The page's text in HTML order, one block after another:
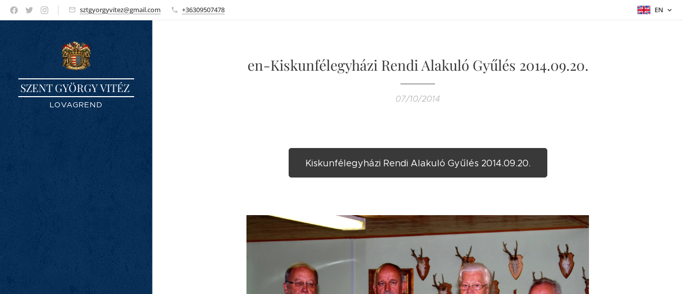
sztgyorgyvitez@gmail.com +36309507478 EN
SZENT GYÖRGY VITÉZ
LOVAGREND
en-Kiskunfélegyházi Rendi Alakuló Gyűlés 2014.09.20.
07/10/2014
Kiskunfélegyházi Rendi Alakuló Gyűlés 2014.09.20.